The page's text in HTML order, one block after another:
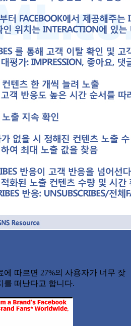
에 따르면 27%의 사용자가 너무 잦
를 떠난다고 합니다.